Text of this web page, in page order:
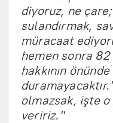
diyoruz, ne
sulandırmak,
müracaat
hemen sonra
hakkının
olmazsak, işte o
veririz."